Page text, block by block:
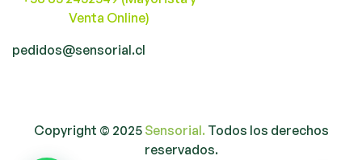
Venta Online)
pedidos@sensorial.cl
Copyright © 2025 Sensorial. Todos los derechos
reservados.